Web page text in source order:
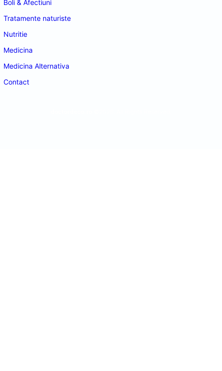
Boli & Afectiuni
Tratamente naturiste
Nutritie
Medicina
Medicina Alternativa
Contact